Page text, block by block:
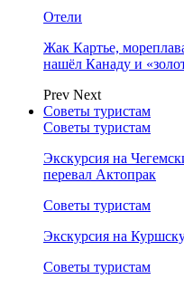
Отели
Жак Картье,
нашёл Канаду и
Prev Next
Советы туристам
Советы туристам
Экскурсия на
перевал Актопрак
Советы туристам
Экскурсия на
Советы туристам